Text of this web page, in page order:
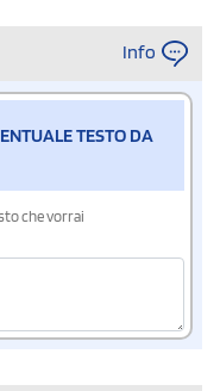
Info
TESTO DA
che vorrai